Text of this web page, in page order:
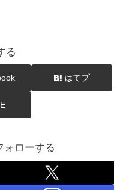
る
はてブ
ォローする